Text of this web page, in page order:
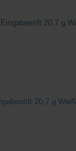
20,7 g Weiß